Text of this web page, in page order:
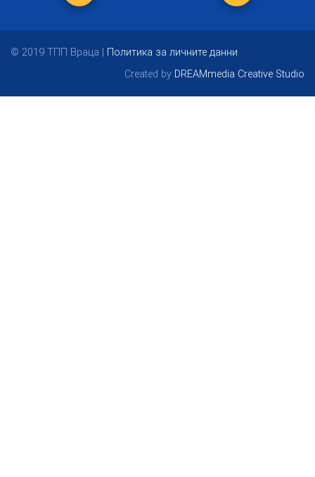
© 2019 ТПП Враца | Политика за личните данни
Created by DREAMmedia Creative Studio